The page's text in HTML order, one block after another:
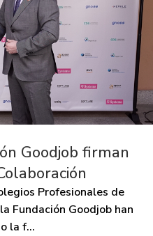
Goodjob firman
Profesionales de
Fundación Goodjob han
la f...